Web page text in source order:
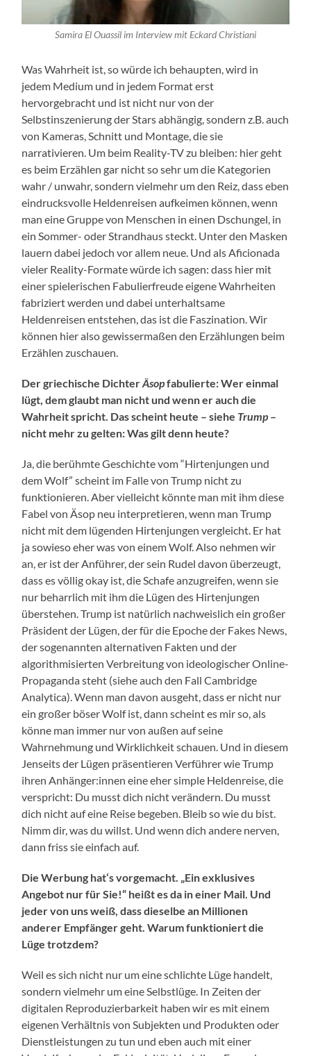
Samira El Ouassil im Interview mit Eckard Christiani
Was Wahrheit ist, so würde ich behaupten, wird in
jedem Medium und in jedem Format erst
hervorgebracht und ist nicht nur von der
Selbstinszenierung der Stars abhängig, sondern z.B. auch
von Kameras, Schnitt und Montage, die sie
narrativieren. Um beim Reality-TV zu bleiben: hier geht
es beim Erzählen gar nicht so sehr um die Kategorien
wahr / unwahr, sondern vielmehr um den Reiz, dass eben
eindrucksvolle Heldenreisen aufkeimen können, wenn
man eine Gruppe von Menschen in einen Dschungel, in
ein Sommer- oder Strandhaus steckt. Unter den Masken
lauern dabei jedoch vor allem neue. Und als Aficionada
vieler Reality-Formate würde ich sagen: dass hier mit
einer spielerischen Fabulierfreude eigene Wahrheiten
fabriziert werden und dabei unterhaltsame
Heldenreisen entstehen, das ist die Faszination. Wir
können hier also gewissermaßen den Erzählungen beim
Erzählen zuschauen.
Der griechische DichterÄsopfabulierte: Wer einmal
lügt, dem glaubt man nicht und wenn er auch die
Wahrheit spricht. Das scheint heute – siehe Trump–
nicht mehr zu gelten: Was gilt denn heute?
Ja, die berühmte Geschichte vom “Hirtenjungen und
dem Wolf” scheint im Falle von Trump nicht zu
funktionieren. Aber vielleicht könnte man mit ihm diese
Fabel von Äsop neu interpretieren, wenn man Trump
nicht mit dem lügenden Hirtenjungen vergleicht. Er hat
ja sowieso eher was von einem Wolf. Also nehmen wir
an, er ist der Anführer, der sein Rudel davon überzeugt,
dass es völlig okay ist, die Schafe anzugreifen, wenn sie
nur beharrlich mit ihm die Lügen des Hirtenjungen
überstehen. Trump ist natürlich nachweislich ein großer
Präsident der Lügen, der für die Epoche der Fakes News,
der sogenannten alternativen Fakten und der
algorithmisierten Verbreitung von ideologischer Online-
Propaganda steht (siehe auch den Fall Cambridge
Analytica). Wenn man davon ausgeht, dass er nicht nur
ein großer böser Wolf ist, dann scheint es mir so, als
könne man immer nur von außen auf seine
Wahrnehmung und Wirklichkeit schauen. Und in diesem
Jenseits der Lügen präsentieren Verführer wie Trump
ihren Anhänger:innen eine eher simple Heldenreise, die
verspricht: Du musst dich nicht verändern. Du musst
dich nicht auf eine Reise begeben. Bleib so wie du bist.
Nimm dir, was du willst. Und wenn dich andere nerven,
dann friss sie einfach auf.
Die Werbung hat‘s vorgemacht. „Ein exklusives
Angebot nur für Sie!“ heißt es da in einer Mail. Und
jeder von uns weiß, dass dieselbe an Millionen
anderer Empfänger geht. Warum funktioniert die
Lüge trotzdem?
Weil es sich nicht nur um eine schlichte Lüge handelt,
sondern vielmehr um eine Selbstlüge. In Zeiten der
digitalen Reproduzierbarkeit haben wir es mit einem
eigenen Verhältnis von Subjekten und Produkten oder
Dienstleistungen zu tun und eben auch mit einer